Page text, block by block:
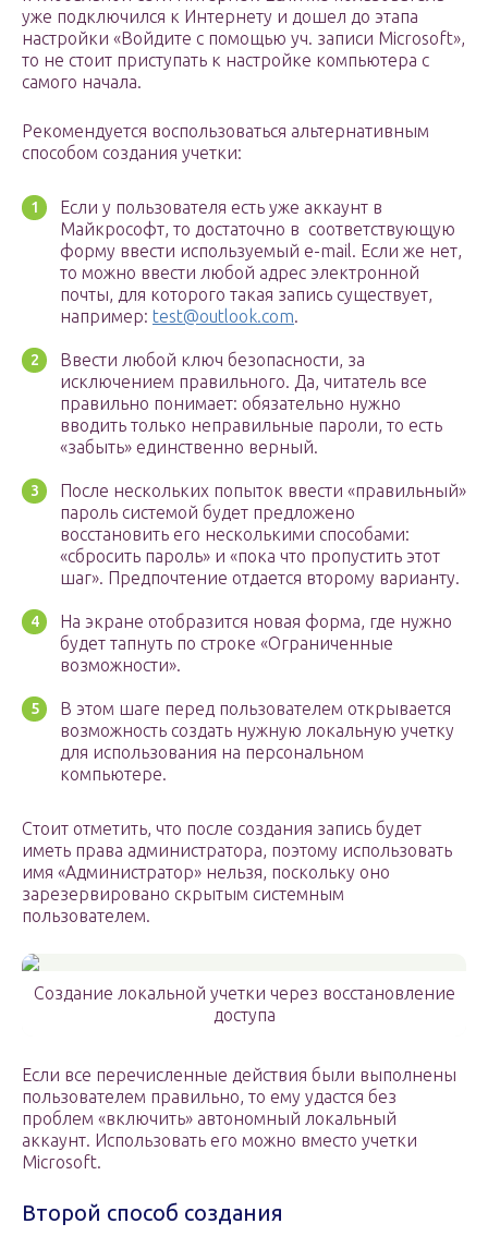
уже подключился к Интернету и дошел до этапа
настройки «Войдите с помощью уч. записи Microsoft»,
то не стоит приступать к настройке компьютера с
самого начала.
Рекомендуется воспользоваться альтернативным
способом создания учетки:
Если у пользователя есть уже аккаунт в
Майкрософт, то достаточно в соответствующую
форму ввести используемый e-mail. Если же нет,
то можно ввести любой адрес электронной
почты, для которого такая запись существует,
например: test@outlook.com.
Ввести любой ключ безопасности, за
исключением правильного. Да, читатель все
правильно понимает: обязательно нужно
вводить только неправильные пароли, то есть
«забыть» единственно верный.
После нескольких попыток ввести «правильный»
пароль системой будет предложено
восстановить его несколькими способами:
«сбросить пароль» и «пока что пропустить этот
шаг». Предпочтение отдается второму варианту.
На экране отобразится новая форма, где нужно
будет тапнуть по строке «Ограниченные
возможности».
В этом шаге перед пользователем открывается
возможность создать нужную локальную учетку
для использования на персональном
компьютере.
Стоит отметить, что после создания запись будет
иметь права администратора, поэтому использовать
имя «Администратор» нельзя, поскольку оно
зарезервировано скрытым системным
пользователем.
Создание локальной учетки через восстановление
доступа
Если все перечисленные действия были выполнены
пользователем правильно, то ему удастся без
проблем «включить» автономный локальный
аккаунт. Использовать его можно вместо учетки
Microsoft.
Второй способ создания